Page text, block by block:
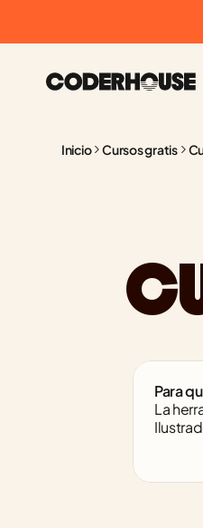
Inicio Cursos gratis
Para
La